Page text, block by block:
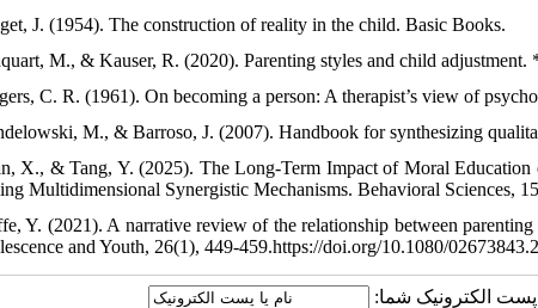
J. (1954). The construction of reality in the child. Basic Books.
M., & Kauser, R. (2020). Parenting styles and child
C. R. (1961). On becoming a person: A therapist’s view of
M., & Barroso, J. (2007). Handbook for synthesizing
X., & Tang, Y. (2025). The Long-Term Impact of Moral
Multidimensional Synergistic Mechanisms. Behavioral Sciences,
Y. (2021). A narrative review of the relationship between
and Youth, 26(1), 449-459.https://doi.org/10.1080/
پست الکترونیک شما: